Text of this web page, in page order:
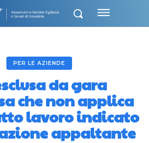
PER LE AZIENDE
da gara
che non applica
lavoro indicato
appaltante